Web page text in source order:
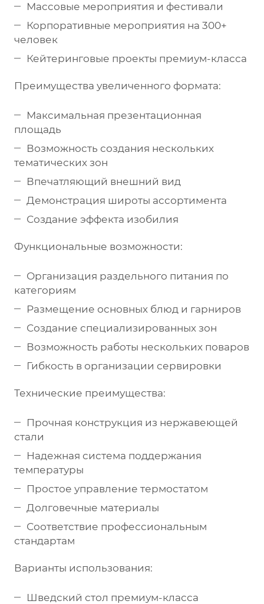
Массовые мероприятия и фестивали
Корпоративные мероприятия на 300+
человек
Кейтеринговые проекты премиум-класса
Преимущества увеличенного формата:
Максимальная презентационная
площадь
Возможность создания нескольких
тематических зон
Впечатляющий внешний вид
Демонстрация широты ассортимента
Создание эффекта изобилия
Функциональные возможности:
Организация раздельного питания по
категориям
Размещение основных блюд и гарниров
Создание специализированных зон
Возможность работы нескольких поваров
Гибкость в организации сервировки
Технические преимущества:
Прочная конструкция из нержавеющей
стали
Надежная система поддержания
температуры
Простое управление термостатом
Долговечные материалы
Соответствие профессиональным
стандартам
Варианты использования:
Шведский стол премиум-класса